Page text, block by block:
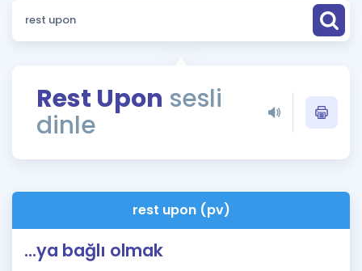
Sözlük
Rehberlik Aracı
ÖSYM Sınav Takvimi
İngilizce Gramer
Hakkımızda
Rest Upon sesli
dinle
rest upon (pv)
...ya bağlı olmak